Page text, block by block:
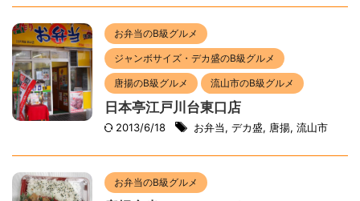
お弁当のB級グルメ
ジャンボサイズ・デカ盛のB級グルメ
唐揚のB級グルメ 流山市のB級グルメ
日本亭江戸川台東口店
2013/6/18 お弁当, デカ盛, 唐揚, 流山市
お弁当のB級グルメ